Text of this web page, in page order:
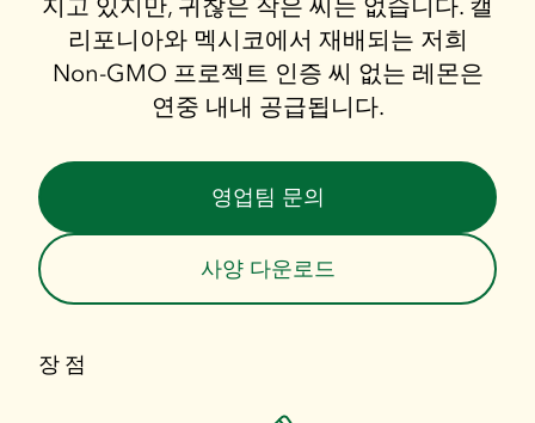
지고 있지만, 귀찮은 작은 씨는 없습니다. 캘
리포니아와 멕시코에서 재배되는 저희
Non-GMO 프로젝트 인증 씨 없는 레몬은
연중 내내 공급됩니다.
영업팀 문의
사양 다운로드
장점